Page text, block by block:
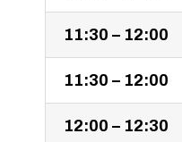
11:30 – 12:00
11:30 – 12:00
12:00 – 12:30